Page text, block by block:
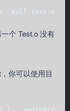
-Wall test.o
个 Test.o 没有
你可以使用目